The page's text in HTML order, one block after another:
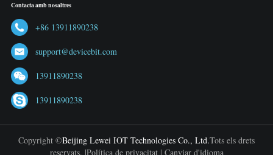
Contacta amb nosaltres
+86 13911890238
support@devicebit.com
13911890238
13911890238
Copyright ©Beijing Lewei IOT Technologies Co., Ltd.Tots els drets
reservats. |Política de privacitat| Canviar d'idioma